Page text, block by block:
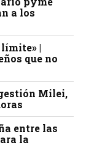
a los
|
que no
Milei,
entre las
la